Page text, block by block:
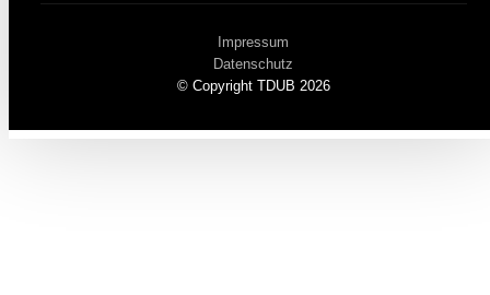
© Copyright TDUB 2026
Impressum
Datenschutz